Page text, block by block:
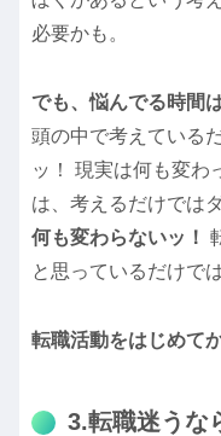
必要かも。
でも、悩んでる時間
頭の中で考えている
ッ！ 現実は何も変わ
は、考えるだけでは
何も変わらないッ！
と思っているだけで
転職活動をはじめて
3.転職迷うな